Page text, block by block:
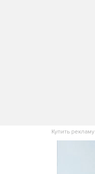
Купить рекламу